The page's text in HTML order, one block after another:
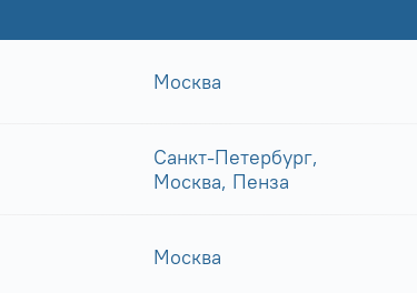
Москва
Санкт-Петербург,
Москва, Пенза
Москва